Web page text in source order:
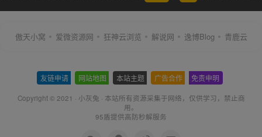
傲天小窝 爱微资源网 狂神云浏览 解说网 逸博Blog 青鹿云
友链申请 网站地图 本站主题 广告合作 免责申明
Copyright © 2021 · 小灰兔 · 本站所有资源采集于网络，仅供学习，禁止商
用。
95盾提供高防秒解服务